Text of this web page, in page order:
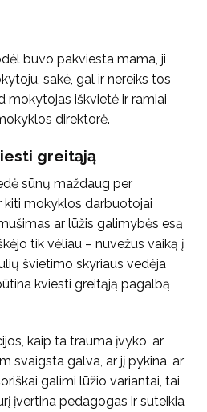
buvo pakviesta mama, ji
sakė, gal ir nereiks tos
mokytojas iškvietė ir ramiai
direktorė.
greitąją
sūnų maždaug per
kiti mokyklos darbuotojai
ar lūžis galimybės esą
tik vėliau – nuvežus vaiką į
švietimo skyriaus vedėja
kviesti greitąją pagalbą
kaip ta trauma įvyko, ar
svaigsta galva, ar jį pykina, ar
galimi lūžio variantai, tai
įvertina pedagogas ir suteikia